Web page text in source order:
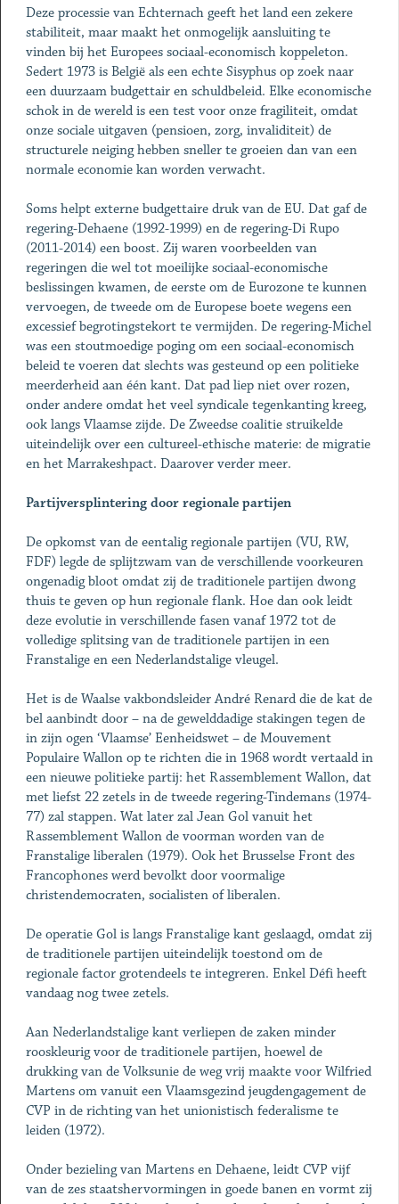
Deze processie van Echternach geeft het land een zekere
stabiliteit, maar maakt het onmogelijk aansluiting te
vinden bij het Europees sociaal-economisch koppeleton.
Sedert 1973 is België als een echte Sisyphus op zoek naar
een duurzaam budgettair en schuldbeleid. Elke economische
schok in de wereld is een test voor onze fragiliteit, omdat
onze sociale uitgaven (pensioen, zorg, invaliditeit) de
structurele neiging hebben sneller te groeien dan van een
normale economie kan worden verwacht.
Soms helpt externe budgettaire druk van de EU. Dat gaf de
regering-Dehaene (1992-1999) en de regering-Di Rupo
(2011-2014) een boost. Zij waren voorbeelden van
regeringen die wel tot moeilijke sociaal-economische
beslissingen kwamen, de eerste om de Eurozone te kunnen
vervoegen, de tweede om de Europese boete wegens een
excessief begrotingstekort te vermijden. De regering-Michel
was een stoutmoedige poging om een sociaal-economisch
beleid te voeren dat slechts was gesteund op een politieke
meerderheid aan één kant. Dat pad liep niet over rozen,
onder andere omdat het veel syndicale tegenkanting kreeg,
ook langs Vlaamse zijde. De Zweedse coalitie struikelde
uiteindelijk over een cultureel-ethische materie: de migratie
en het Marrakeshpact. Daarover verder meer.
Partijversplintering door regionale partijen
De opkomst van de eentalig regionale partijen (VU, RW,
FDF) legde de splijtzwam van de verschillende voorkeuren
ongenadig bloot omdat zij de traditionele partijen dwong
thuis te geven op hun regionale flank. Hoe dan ook leidt
deze evolutie in verschillende fasen vanaf 1972 tot de
volledige splitsing van de traditionele partijen in een
Franstalige en een Nederlandstalige vleugel.
Het is de Waalse vakbondsleider André Renard die de kat de
bel aanbindt door – na de gewelddadige stakingen tegen de
in zijn ogen ‘Vlaamse’ Eenheidswet – de Mouvement
Populaire Wallon op te richten die in 1968 wordt vertaald in
een nieuwe politieke partij: het Rassemblement Wallon, dat
met liefst 22 zetels in de tweede regering-Tindemans (1974-
77) zal stappen. Wat later zal Jean Gol vanuit het
Rassemblement Wallon de voorman worden van de
Franstalige liberalen (1979). Ook het Brusselse Front des
Francophones werd bevolkt door voormalige
christendemocraten, socialisten of liberalen.
De operatie Gol is langs Franstalige kant geslaagd, omdat zij
de traditionele partijen uiteindelijk toestond om de
regionale factor grotendeels te integreren. Enkel Défi heeft
vandaag nog twee zetels.
Aan Nederlandstalige kant verliepen de zaken minder
rooskleurig voor de traditionele partijen, hoewel de
drukking van de Volksunie de weg vrij maakte voor Wilfried
Martens om vanuit een Vlaamsgezind jeugdengagement de
CVP in de richting van het unionistisch federalisme te
leiden (1972).
Onder bezieling van Martens en Dehaene, leidt CVP vijf
van de zes staatshervormingen in goede banen en vormt zij